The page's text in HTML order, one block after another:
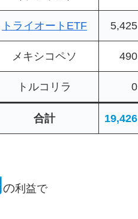
トライオートETF
メキシコペソ
トルコリラ
合計
の利益で